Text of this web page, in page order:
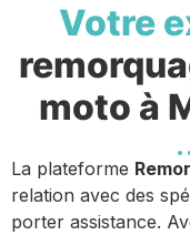
Votre
moto à
La plateforme
relation avec des
porter assistance.